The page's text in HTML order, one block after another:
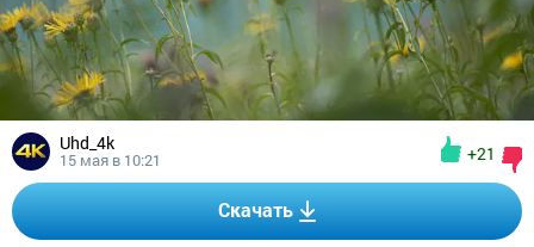
Uhd_4k
15 мая в 10:21 +21
Скачать